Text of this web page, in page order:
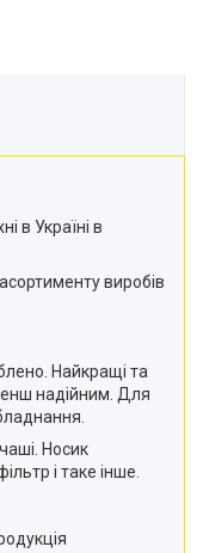
в Україні в
виробів
Найкращі та
надійним. Для
Носик
і таке інше.